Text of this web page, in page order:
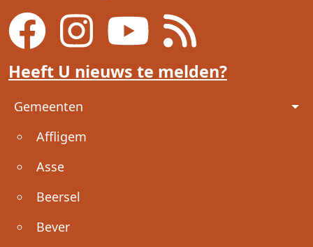
Heeft U nieuws te melden?
Voet
Gemeenten
Affligem
Asse
Beersel
Bever